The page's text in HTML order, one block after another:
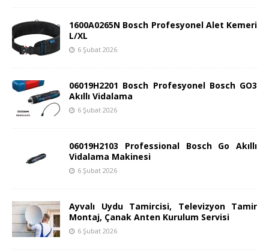
1600A0265N Bosch Profesyonel Alet Kemeri
L/XL
6 Şubat 2026
06019H2201 Bosch Profesyonel Bosch GO3
Akıllı Vidalama
6 Şubat 2026
06019H2103 Professional Bosch Go Akıllı
Vidalama Makinesi
6 Şubat 2026
Ayvalı Uydu Tamircisi, Televizyon Tamir
Montaj, Çanak Anten Kurulum Servisi
6 Şubat 2026